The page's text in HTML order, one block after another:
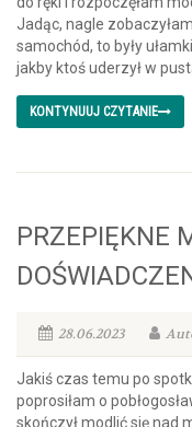
Jadąc, nagle
samochód, to były
jakby ktoś uderzył w
KONTYNUUJ CZYTANIE
PRZEPIĘKNE
28.06.2023
Jakiś czas temu po
poprosiłam o
skończył modlić się nad